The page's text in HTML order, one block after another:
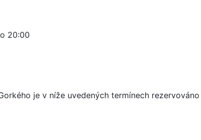
20:00
je v níže uvedených termínech